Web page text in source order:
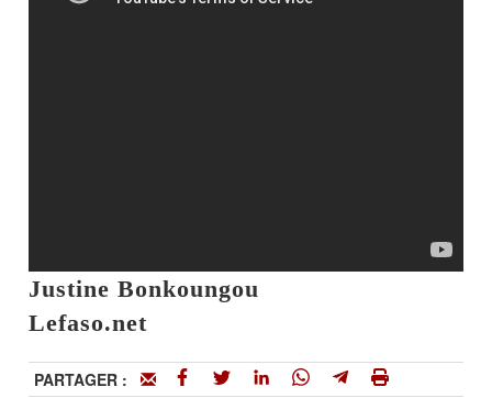
Justine Bonkoungou
Lefaso.net
PARTAGER :